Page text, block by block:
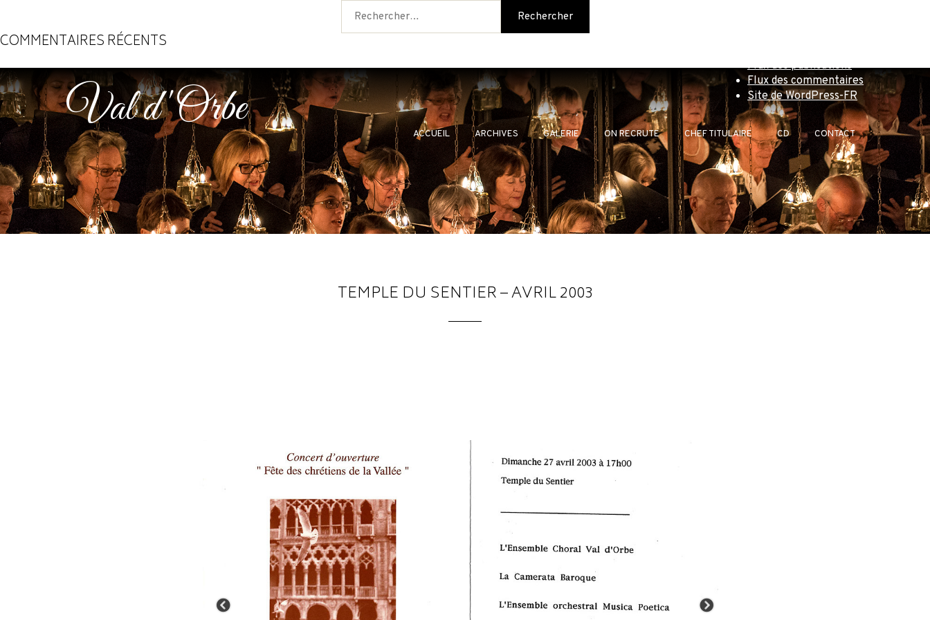
Rechercher :
COMMENTAIRES RÉCENTS
Val d'Orbe
Flux des publications
Flux des commentaires
Site de WordPress-FR
ACCUEIL ARCHIVES GALERIE ON RECRUTE CHEF TITULAIRE CD CONTACT
TEMPLE DU SENTIER – AVRIL 2003